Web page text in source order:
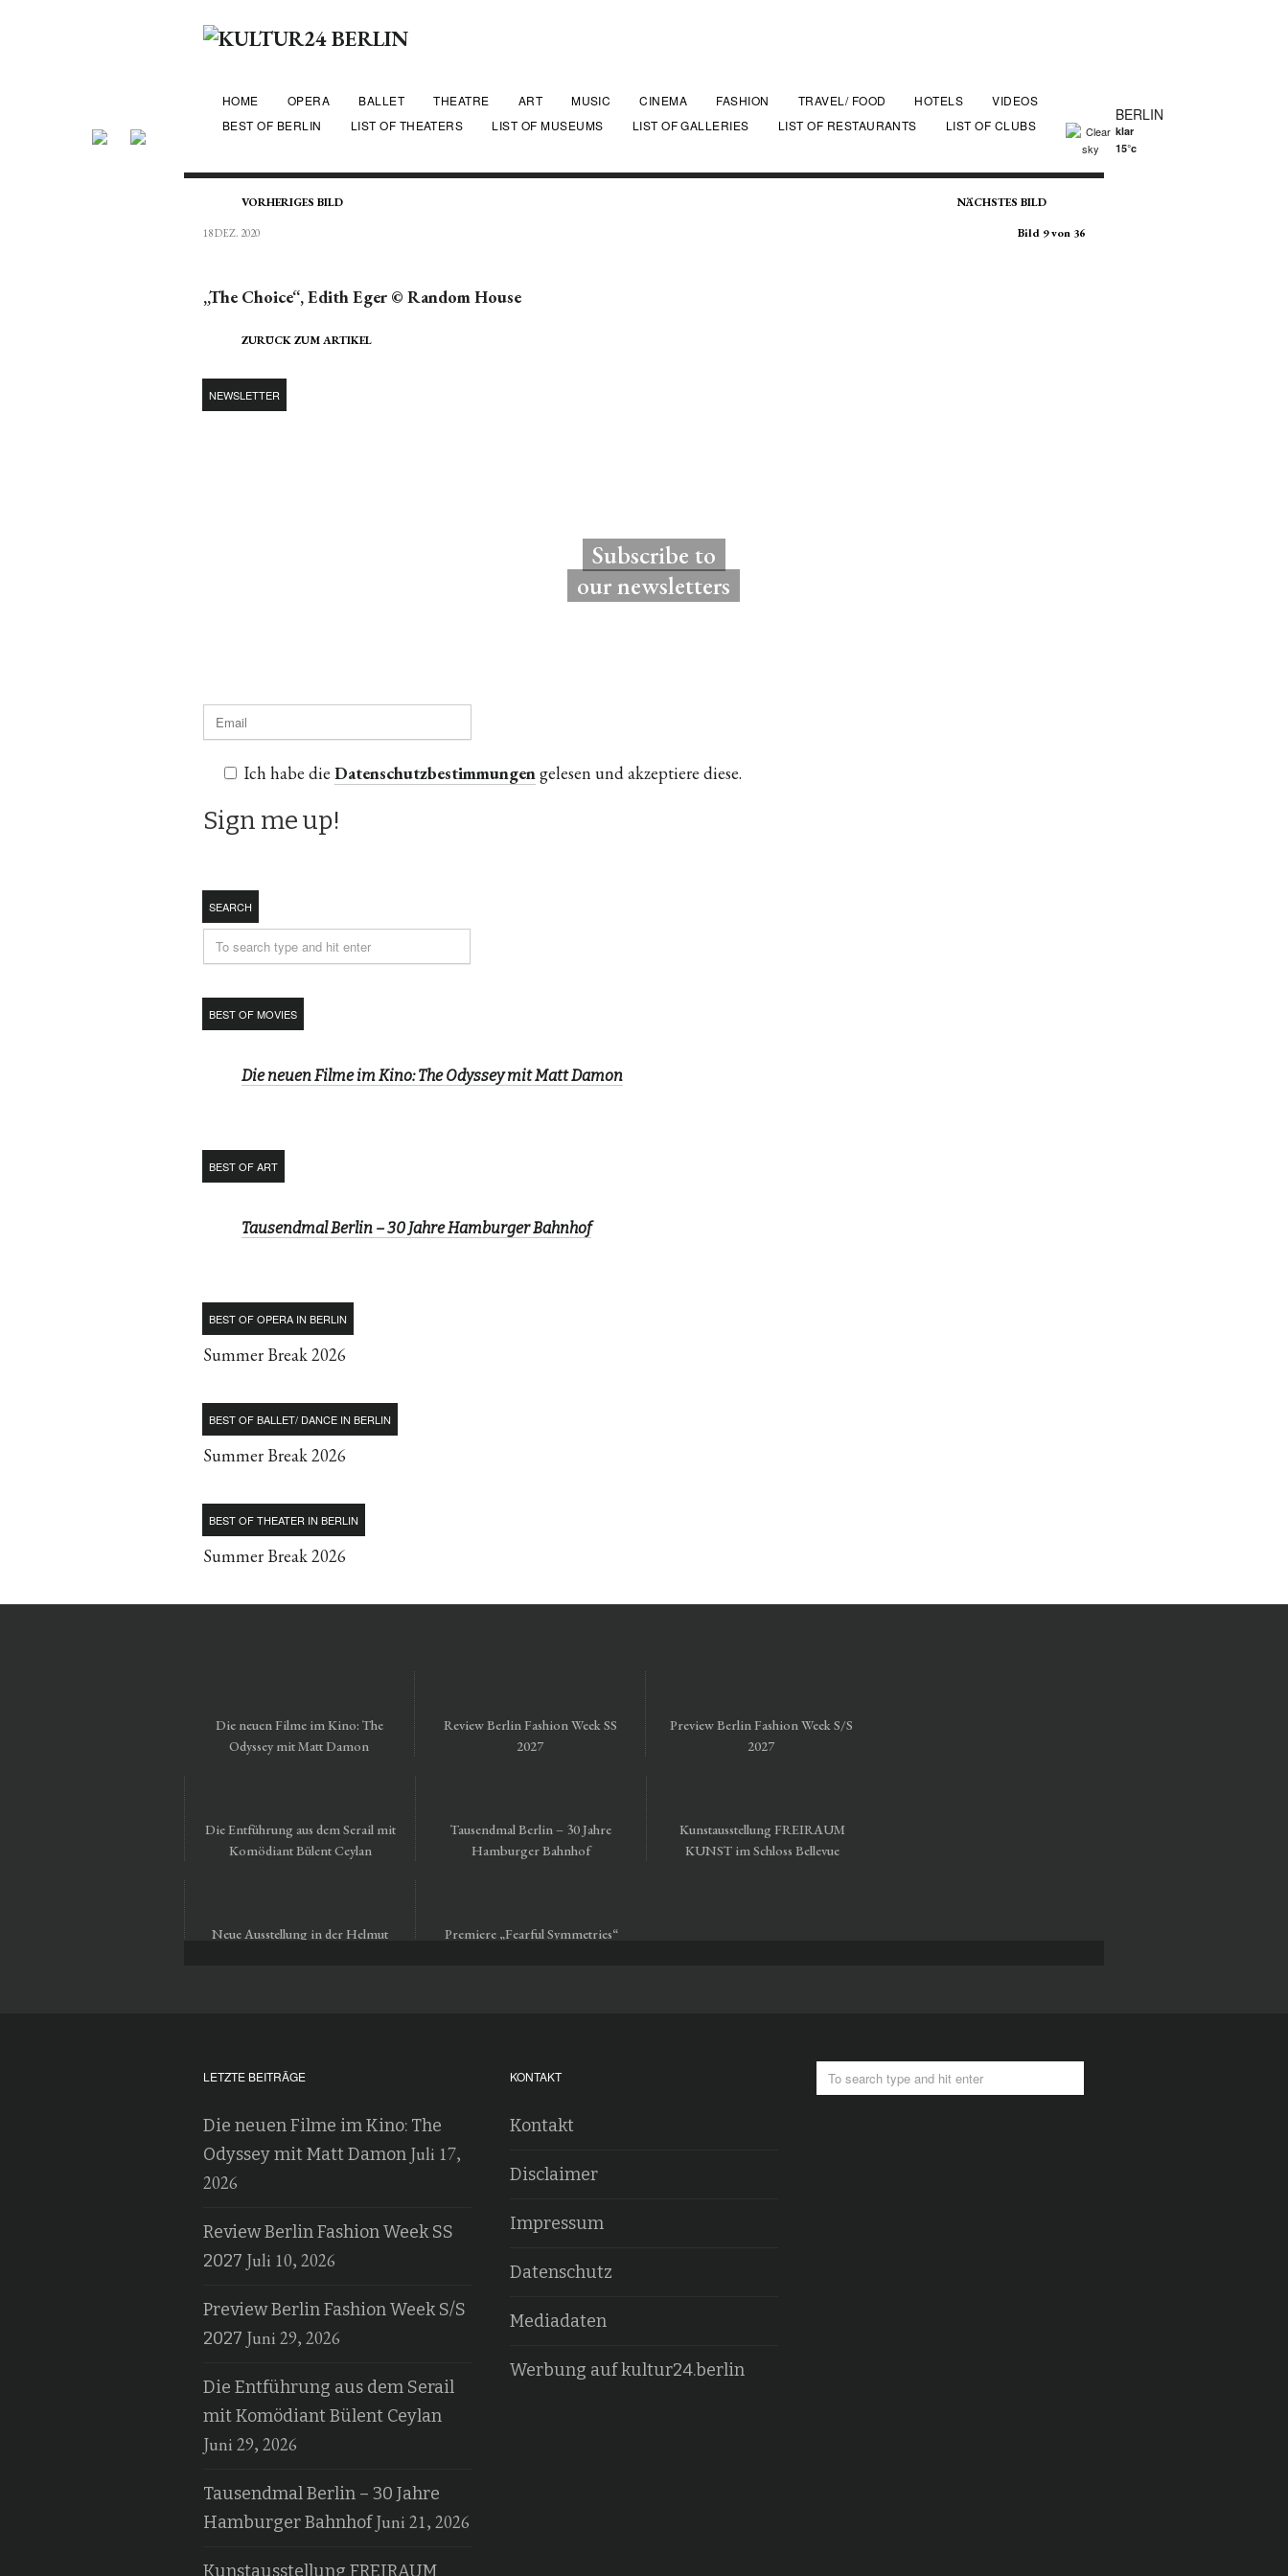
BERLIN
klar
15°c
HOME OPERA BALLET THEATRE ART MUSIC CINEMA FASHION TRAVEL/ FOOD HOTELS
VIDEOS
BEST OF BERLIN
LIST OF THEATERS LIST OF MUSEUMS LIST OF GALLERIES LIST OF RESTAURANTS LIST OF CLUBS
VORHERIGES BILD NÄCHSTES BILD
18 DEZ. 2020 Bild 9 von 36
„The Choice“, Edith Eger © Random House
ZURÜCK ZUM ARTIKEL
NEWSLETTER
Subscribe to
our newsletters
Ich habe die Datenschutzbestimmungengelesen und akzeptiere diese.
SEARCH
BEST OF MOVIES
Die neuen Filme im Kino: The Odyssey mit Matt Damon
BEST OF ART
Tausendmal Berlin – 30 Jahre Hamburger Bahnhof
BEST OF OPERA IN BERLIN
Summer Break 2026
BEST OF BALLET/ DANCE IN BERLIN
Summer Break 2026
BEST OF THEATER IN BERLIN
Summer Break 2026
Die neuen Filme im Kino: The
Odyssey mit Matt Damon
Review Berlin Fashion Week SS
2027
Preview Berlin Fashion Week S/S
2027
Die Entführung aus dem Serail mit
Komödiant Bülent Ceylan
Tausendmal Berlin – 30 Jahre
Hamburger Bahnhof
Kunstausstellung FREIRAUM
KUNST im Schloss Bellevue
Neue Ausstellung in der Helmut
Premiere „Fearful Symmetries“
LETZTE BEITRÄGE
Die neuen Filme im Kino: The
Odyssey mit Matt Damon Juli 17,
2026
Review Berlin Fashion Week SS
2027 Juli 10, 2026
Preview Berlin Fashion Week S/S
2027 Juni 29, 2026
Die Entführung aus dem Serail
mit Komödiant Bülent Ceylan
Juni 29, 2026
Tausendmal Berlin – 30 Jahre
Hamburger Bahnhof Juni 21, 2026
Kunstausstellung FREIRAUM
KONTAKT
Kontakt
Disclaimer
Impressum
Datenschutz
Mediadaten
Werbung auf kultur24.berlin